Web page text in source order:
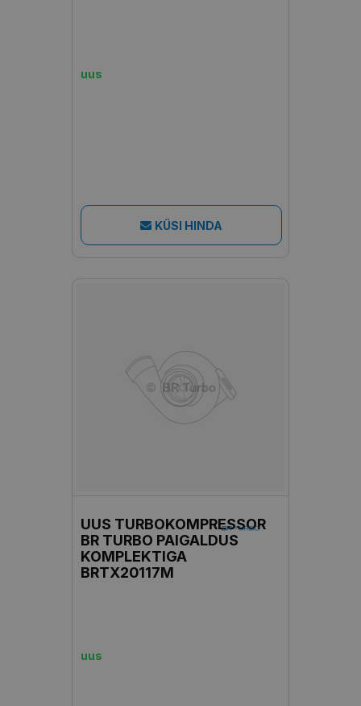
uus
KÜSI HINDA
UUS TURBOKOMPRESSOR
BR TURBO PAIGALDUS
KOMPLEKTIGA
BRTX20117M
uus